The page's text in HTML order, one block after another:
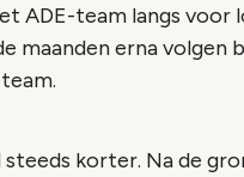
ADE-team langs
maanden erna volgen
korter. Na de